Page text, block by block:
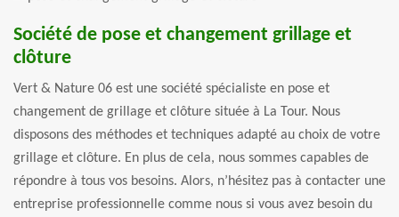
Société de pose et changement grillage et
clôture
Vert & Nature 06 est une société spécialiste en pose et
changement de grillage et clôture située à La Tour. Nous
disposons des méthodes et techniques adapté au choix de votre
grillage et clôture. En plus de cela, nous sommes capables de
répondre à tous vos besoins. Alors, n’hésitez pas à contacter une
entreprise professionnelle comme nous si vous avez besoin du